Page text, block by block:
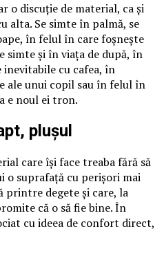
o discuție de material, ca și
alta. Se simte în palmă, se
în felul în care foșnește
simte și în viața de după, în
cu cafea, în
ale unui copil sau în felul în
e noul ei tron.
plușul
care își face treaba fără să
o suprafață cu perișori mai
printre degete și care, la
că o să fie bine. În
cu ideea de confort direct,